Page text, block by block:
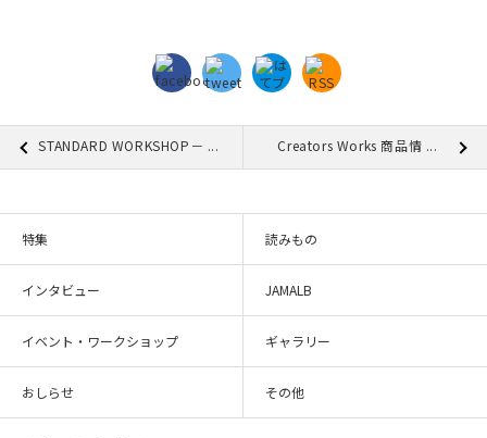
STANDARD WORKSHOP－ ... Creators Works 商品情 ...
特集 読みもの
インタビュー JAMALB
イベント・ワークショップ ギャラリー
おしらせ その他